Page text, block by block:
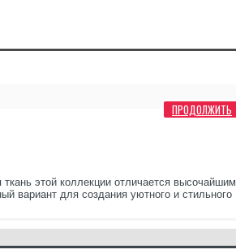
ПРОДОЛЖИТЬ
этой коллекции отличается высочайшим
вариант для создания уютного и стильного